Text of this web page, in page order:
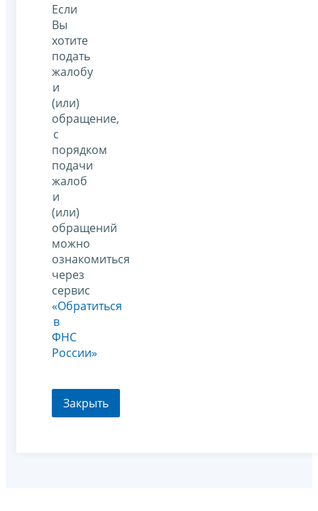
Если
Вы
хотите
подать
жалобу
и
(или)
обращение,
с
порядком
подачи
жалоб
и
(или)
обращений
можно
ознакомиться
через
сервис
«Обратиться
в
ФНС
России»
Закрыть